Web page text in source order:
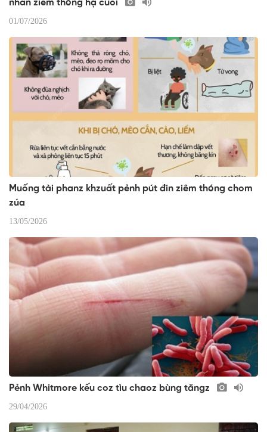
nhản ziêm thóng hạ cuối
01/07/2026
Muống tài phanz khzuất pẻnh pút đin ziêm thóng chom
zúa
13/05/2026
​Pẻnh Whitmore kếu coz tìu chaoz bùng tăngz
29/04/2026